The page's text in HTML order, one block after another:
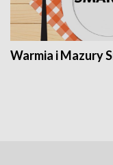
Warmia i Mazury